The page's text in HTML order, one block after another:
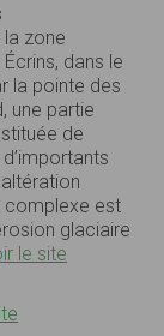
zone
dans le
la pointe des
une partie
de
complexe est
glaciaire
le site